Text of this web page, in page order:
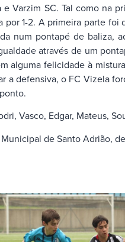
SC. Tal como na
1-2. A primeira parte
num pontapé de baliza,
através de um
alguma felicidade à
defensiva, o FC Vizela
Vasco, Edgar, Mateus,
de Santo Adrião,